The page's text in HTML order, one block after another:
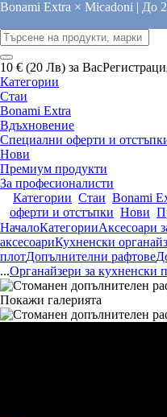
Bonami Extra × Micadoni | До
10 € (20 Лв) за Вас
Категории
Стаи
Bonami Extra
Вдъхновение
Специални оферти и
Нови
Премиум продукти
За професионалисти
Категории Стаи Bonami
оферти и отстъпки Нови
НачалоКатегорииАксесоари
аксесоариКухненски
плотДопълнителни рафтове
...Органайзери за кухненски
Покажи галерията